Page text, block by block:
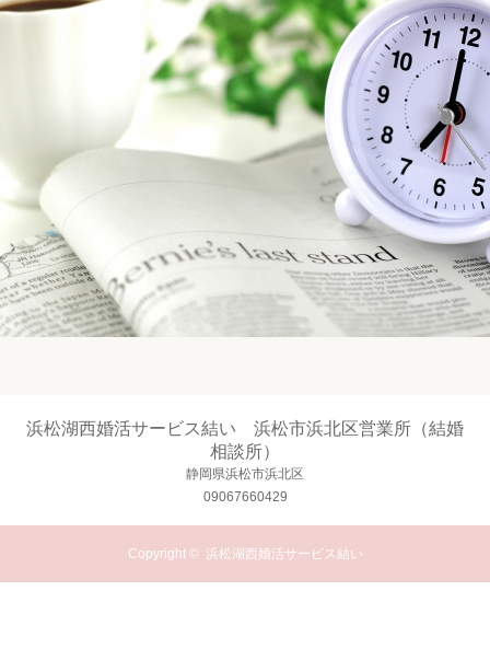
浜松湖西婚活サービス結い 浜松市浜北区営業所（結婚
相談所）
静岡県浜松市浜北区
09067660429
Copyright © 浜松湖西婚活サービス結い